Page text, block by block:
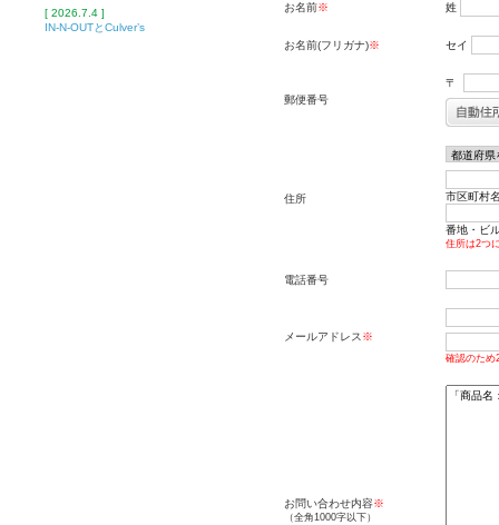
[ 2026.7.4 ]
IN-N-OUTとCulver’s
お名前※ 姓
お名前(フリガナ)※ セイ
郵便番号
〒
住所 市区町村
番地・ビ
住所は2つ
電話番号
メールアドレス ※
確認のため
お問い合わせ内容※
（全角1000字以下）